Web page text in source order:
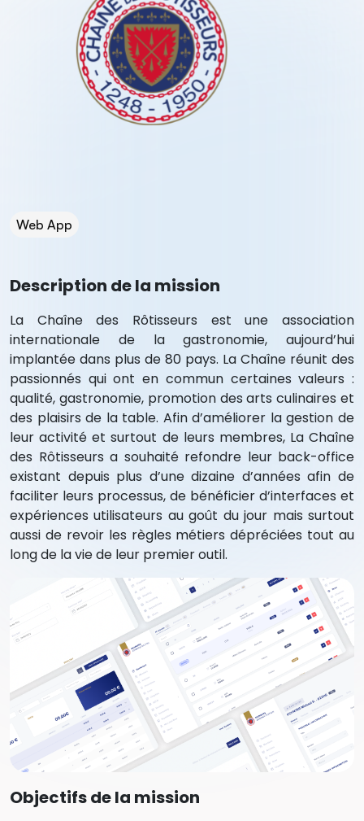
Web App
Description de la mission
La Chaîne des Rôtisseurs est une association
internationale de la gastronomie, aujourd’hui
implantée dans plus de 80 pays. La Chaîne réunit des
passionnés qui ont en commun certaines valeurs :
qualité, gastronomie, promotion des arts culinaires et
des plaisirs de la table. Afin d’améliorer la gestion de
leur activité et surtout de leurs membres, La Chaîne
des Rôtisseurs a souhaité refondre leur back-office
existant depuis plus d’une dizaine d’années afin de
faciliter leurs processus, de bénéficier d’interfaces et
expériences utilisateurs au goût du jour mais surtout
aussi de revoir les règles métiers dépréciées tout au
long de la vie de leur premier outil.
Objectifs de la mission